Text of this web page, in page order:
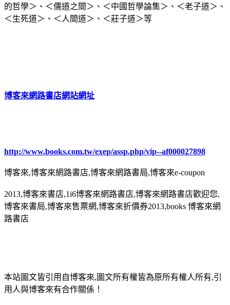
的哲學＞、＜儒道之間＞、＜中國哲學論集＞、＜老子道＞、
＜生死道＞、＜人間道＞、＜莊子道＞等
博客來網路書店網站網址
http://www.books.com.tw/exep/assp.php/vip--af000027898
博客來,博客來網路書店,博客來網路書局,博客來e-coupon
2013,博客來書店,1i6博客來網路書店,博客來網路書店歡迎您,
博客來書局,博客來售票網,博客來折價券2013,books 博客來網
路書店
本站圖文皆引用自博客來,圖文所有權皆為原所有權人所有,引
用人與博客來有合作關係！